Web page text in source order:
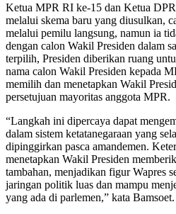
Ketua MPR RI ke-15 dan Ketua
melalui skema baru yang diusulkan,
melalui pemilu langsung, namun ia
dengan calon Wakil Presiden dalam
terpilih, Presiden diberikan ruang
nama calon Wakil Presiden kepada
memilih dan menetapkan Wakil
persetujuan mayoritas anggota MPR.
“Langkah ini dipercaya dapat
dalam sistem ketatanegaraan yang
dipinggirkan pasca amandemen.
menetapkan Wakil Presiden
tambahan, menjadikan figur Wapres
jaringan politik luas dan mampu
yang ada di parlemen,” kata Bamsoet.